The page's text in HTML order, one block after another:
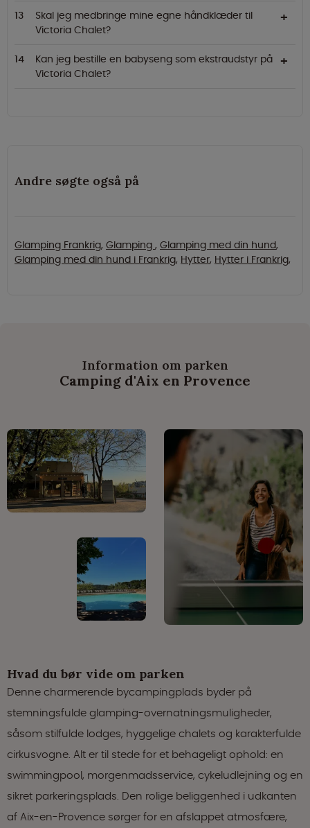
Skal jeg medbringe mine egne håndklæder til
Victoria Chalet?
Kan jeg bestille en babyseng som ekstraudstyr på
Victoria Chalet?
Andre søgte også på
Glamping Frankrig, Glamping , Glamping med din hund,
Glamping med din hund i Frankrig, Hytter, Hytter i Frankrig,
Information om parken
Camping d'Aix en Provence
Hvad du bør vide om parken
Denne charmerende bycampingplads byder på
stemningsfulde glamping-overnatningsmuligheder,
såsom stilfulde lodges, hyggelige chalets og karakterfulde
cirkusvogne. Alt er til stede for et behageligt ophold: en
swimmingpool, morgenmadsservice, cykeludlejning og en
sikret parkeringsplads. Den rolige beliggenhed i udkanten
af Aix-en-Provence sørger for en afslappet atmosfære,